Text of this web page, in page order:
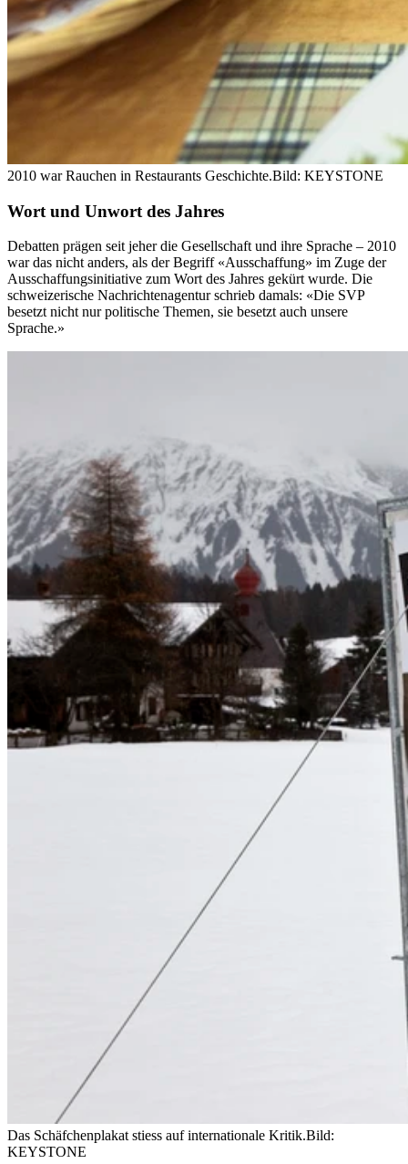
2010 war Rauchen in Restaurants Geschichte.Bild: KEYSTONE
Wort und Unwort des Jahres
Debatten prägen seit jeher die Gesellschaft und ihre Sprache – 2010
war das nicht anders, als der Begriff «Ausschaffung» im Zuge der
Ausschaffungsinitiative zum Wort des Jahres gekürt wurde. Die
schweizerische Nachrichtenagentur schrieb damals: «Die SVP
besetzt nicht nur politische Themen, sie besetzt auch unsere
Sprache.»
Das Schäfchenplakat stiess auf internationale Kritik.Bild:
KEYSTONE